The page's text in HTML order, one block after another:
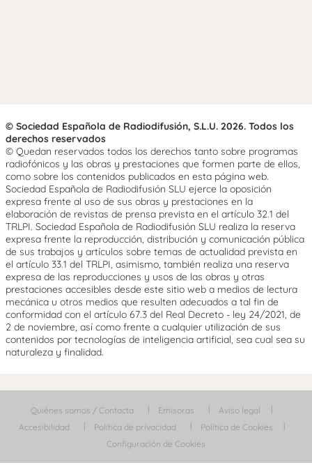
© Sociedad Española de Radiodifusión, S.L.U. 2026. Todos los
derechos reservados
© Quedan reservados todos los derechos tanto sobre programas
radiofónicos y las obras y prestaciones que formen parte de ellos,
como sobre los contenidos publicados en esta página web.
Sociedad Española de Radiodifusión SLU ejerce la oposición
expresa frente al uso de sus obras y prestaciones en la
elaboración de revistas de prensa prevista en el artículo 32.1 del
TRLPI. Sociedad Española de Radiodifusión SLU realiza la reserva
expresa frente la reproducción, distribución y comunicación pública
de sus trabajos y artículos sobre temas de actualidad prevista en
el artículo 33.1 del TRLPI, asimismo, también realiza una reserva
expresa de las reproducciones y usos de las obras y otras
prestaciones accesibles desde este sitio web a medios de lectura
mecánica u otros medios que resulten adecuados a tal fin de
conformidad con el artículo 67.3 del Real Decreto - ley 24/2021, de
2 de noviembre, así como frente a cualquier utilización de sus
contenidos por tecnologías de inteligencia artificial, sea cual sea su
naturaleza y finalidad.
Quiénes somos / Contacta Emisoras
Aviso legal
Accesibilidad
Política de privacidad
Política de Cookies
Configuración de Cookies